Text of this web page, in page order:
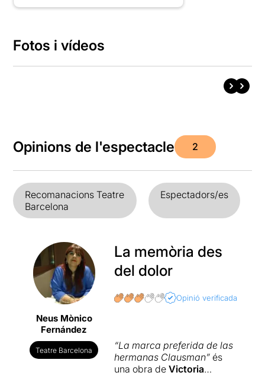
Fotos i vídeos
Opinions de l'espectacle 2
Recomanacions Teatre
Barcelona
Espectadors/es
Neus Mònico
Fernández
Teatre Barcelona
La memòria des
del dolor
Opinió verificada
“La marca preferida de las
hermanas Clausman”és
una obra de Victoria